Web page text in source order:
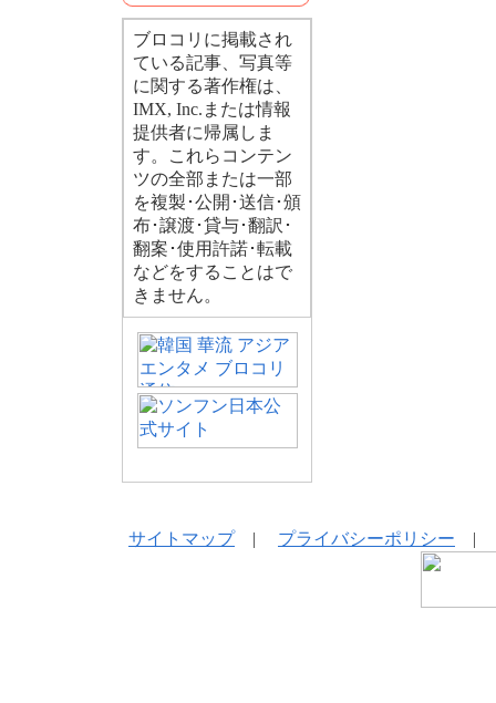
ブロコリに掲載され
ている記事、写真等
に関する著作権は、
IMX, Inc.または情報
提供者に帰属しま
す。これらコンテン
ツの全部または一部
を複製･公開･送信･頒
布･譲渡･貸与･翻訳･
翻案･使用許諾･転載
などをすることはで
きません。
サイトマップ| プライバシーポリシー